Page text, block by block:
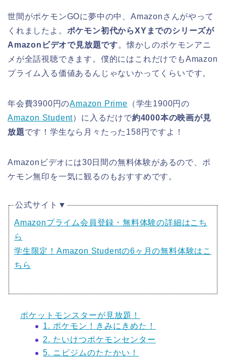
世間がポケモンGOに夢中の中、Amazonさんがやって
くれましたよ。 ポケモン初代からXYまでのシリーズが
Amazonビデオで見放題です。懐かしのポケモンアニ
メが全話視聴できます。僕的にはこれだけでもAmazon
プライム入る価値あるんじゃないかってくらいです。
年会費3900円のAmazon Prime （学生1900円の
Amazon Student）に入るだけで約4000本の映画が見
放題です！学生なら月々たった158円ですよ！
Amazonビデオには30日間の無料体験があるので、ポ
ケモン無印を一気に観るのもおすすめです。
公式サイト▼
Amazonプライム会員登録・無料体験の詳細はこち
ら
学生限定！Amazon Studentの6ヶ月の無料体験はこ
ちら
ポケットモンスターが見放題！
1. ポケモン！きみにきめた！
2. たいけつポケモンセンター
5. ニビジムのたたかい！